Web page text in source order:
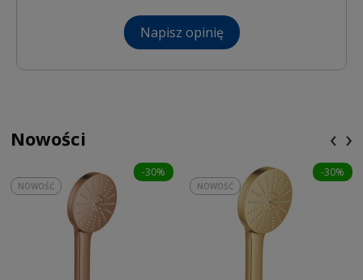
Napisz opinię
Nowości
-30%
NOWOŚĆ
-30%
NOWOŚĆ
‹ ›